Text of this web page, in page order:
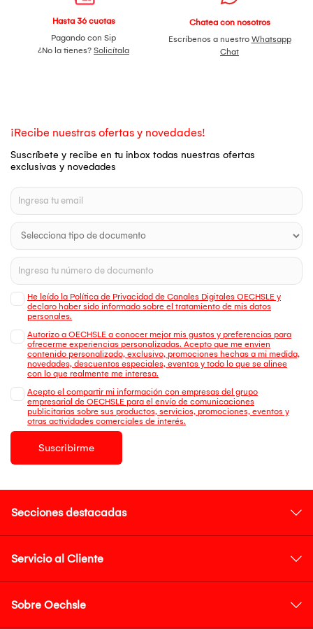
Hasta 36 cuotas
Pagando con Sip
¿No la tienes? Solicítala
Chatea con nosotros
Escríbenos a nuestro Whatsapp
Chat
¡Recibe nuestras ofertas y novedades!
Suscríbete y recibe en tu inbox todas nuestras ofertas
exclusivas y novedades
He leído la Política de Privacidad de Canales Digitales OECHSLE y
declaro haber sido informado sobre el tratamiento de mis datos
personales.
Autorizo a OECHSLE a conocer mejor mis gustos y preferencias para
ofrecerme experiencias personalizadas. Acepto que me envien
contenido personalizado, exclusivo, promociones hechas a mi medida,
novedades, descuentos especiales, eventos y todo lo que se alinee
con lo que realmente me interesa.
Acepto el compartir mi información con empresas del grupo
empresarial de OECHSLE para el envío de comunicaciones
publicitarias sobre sus productos, servicios, promociones, eventos y
otras actividades comerciales de interés.
Suscribirme
Secciones destacadas
Servicio al Cliente
Sobre Oechsle